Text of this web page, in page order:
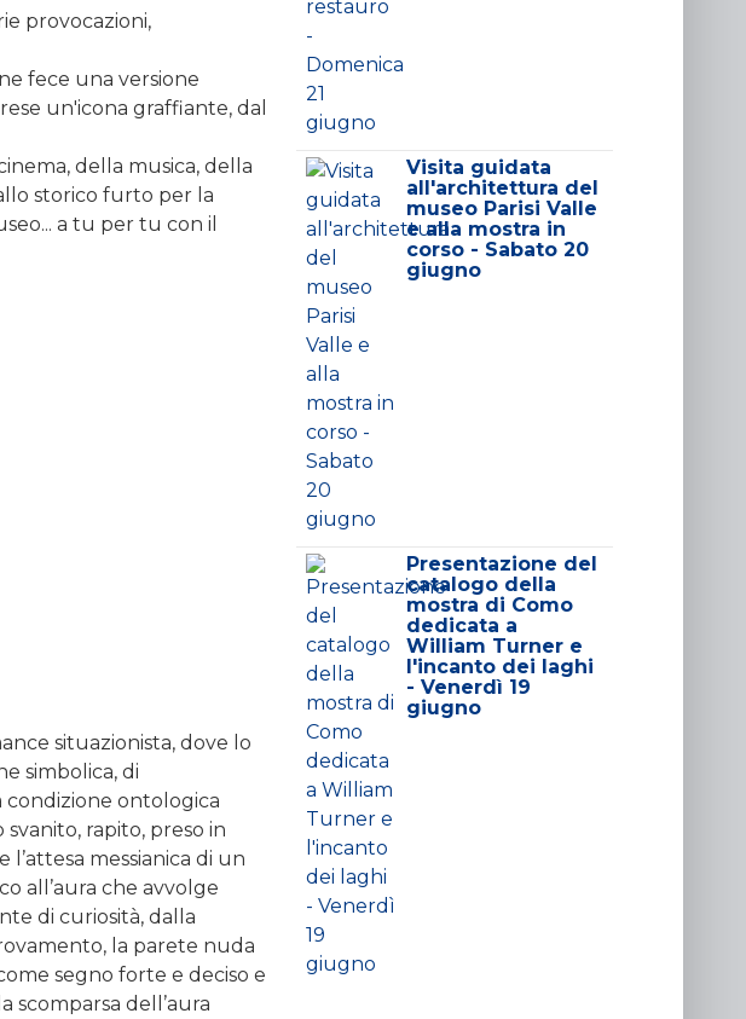
provocazioni,
fece una versione
un'icona graffiante, dal
della musica, della
storico furto per la
a tu per tu con il
situazionista, dove lo
simbolica, di
condizione ontologica
rapito, preso in
messianica di un
all’aura che avvolge
di curiosità, dalla
la parete nuda
segno forte e deciso e
dell’aura
Visita guidata
all'architettura del
museo Parisi Valle
e alla mostra in
corso - Sabato 20
giugno
Presentazione del
catalogo della
mostra di Como
dedicata a
William Turner e
l'incanto dei laghi
- Venerdì 19
giugno